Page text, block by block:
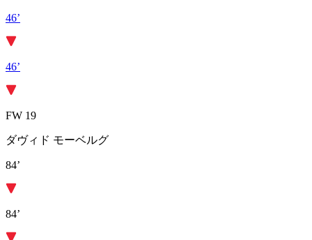
46’
46’
FW 19
ダヴィド モーベルグ
84’
84’